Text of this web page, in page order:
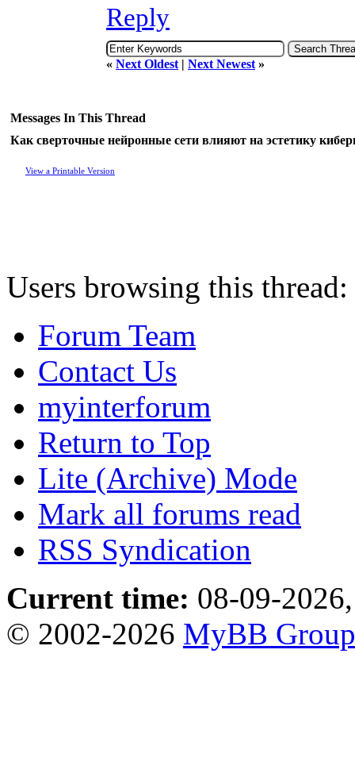
Reply
« Next Oldest | Next Newest »
Messages In This Thread
Как сверточные нейронные сети влияют на эстетику
View a Printable Version
Users browsing this
Forum Team
Contact Us
myinterforum
Return to Top
Lite (Archive) Mode
Mark all forums read
RSS Syndication
Current time: 08-09-
© 2002-2026 MyBB Group